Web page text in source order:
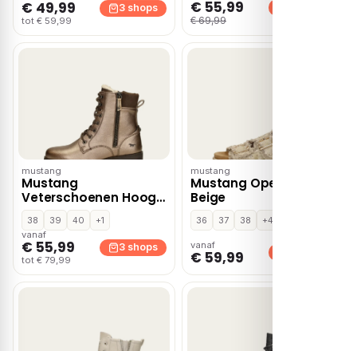
€ 49,99
tot € 59,99
3 shops € 55,99
€ 69,99
mustang
Mustang
Veterschoenen Hoog
– Goudkleur
38 39 40
+1
vanaf
€ 55,99
tot € 79,99
3 shops
mustang
Mustang Open Teen –
Beige
36 37 38 +4
vanaf
€ 59,99